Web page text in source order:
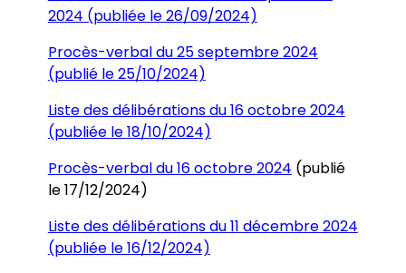
2024 (publiée le 26/09/2024)
Procès-verbal du 25 septembre 2024
(publié le 25/10/2024)
Liste des délibérations du 16 octobre 2024
(publiée le 18/10/2024)
Procès-verbal du 16 octobre 2024 (publié
le 17/12/2024)
Liste des délibérations du 11 décembre 2024
(publiée le 16/12/2024)